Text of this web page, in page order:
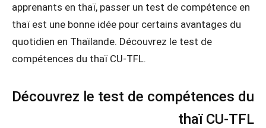
apprenants en thaï, passer un test de compétence en
thaï est une bonne idée pour certains avantages du
quotidien en Thaïlande. Découvrez le test de
compétences du thaï CU-TFL.
Découvrez le test de compétences du
thaï CU-TFL